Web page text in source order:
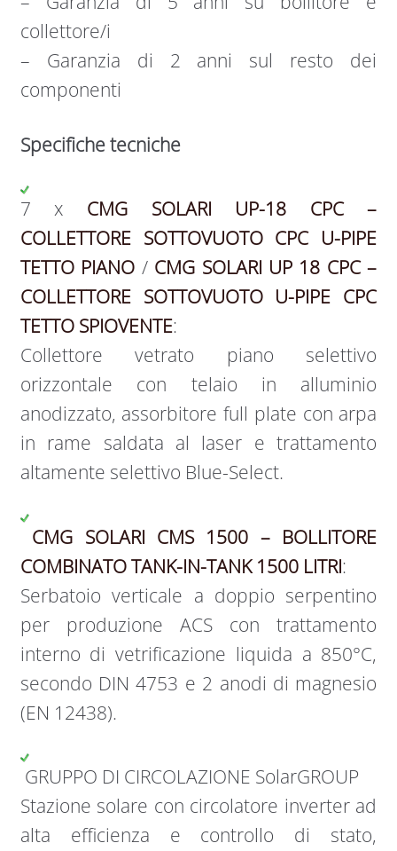
collettore/i
– Garanzia di 2 anni sul resto dei
componenti
Specifiche tecniche
7 x CMG SOLARI UP-18 CPC –
COLLETTORE SOTTOVUOTO CPC U-PIPE
TETTO PIANO / CMG SOLARI UP 18 CPC –
COLLETTORE SOTTOVUOTO U-PIPE CPC
TETTO SPIOVENTE:
Collettore vetrato piano selettivo
orizzontale con telaio in alluminio
anodizzato, assorbitore full plate con arpa
in rame saldata al laser e trattamento
altamente selettivo Blue-Select.
CMG SOLARI CMS 1500 – BOLLITORE
COMBINATO TANK-IN-TANK 1500 LITRI:
Serbatoio verticale a doppio serpentino
per produzione ACS con trattamento
interno di vetrificazione liquida a 850°C,
secondo DIN 4753 e 2 anodi di magnesio
(EN 12438).
GRUPPO DI CIRCOLAZIONE SolarGROUP
Stazione solare con circolatore inverter ad
alta efficienza e controllo di stato,